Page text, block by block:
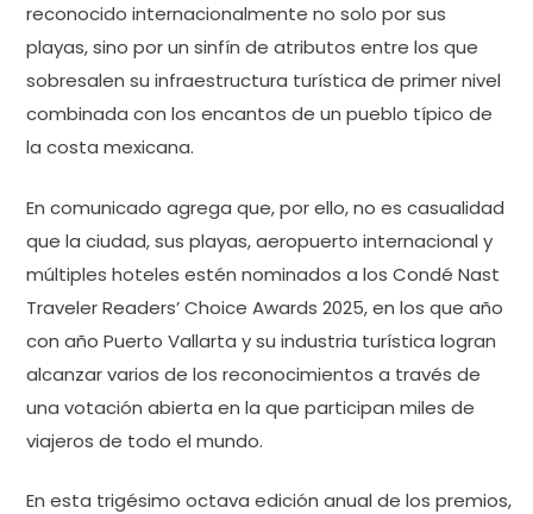
reconocido internacionalmente no solo por sus
playas, sino por un sinfín de atributos entre los que
sobresalen su infraestructura turística de primer nivel
combinada con los encantos de un pueblo típico de
la costa mexicana.
En comunicado agrega que, por ello, no es casualidad
que la ciudad, sus playas, aeropuerto internacional y
múltiples hoteles estén nominados a los Condé Nast
Traveler Readers’ Choice Awards 2025, en los que año
con año Puerto Vallarta y su industria turística logran
alcanzar varios de los reconocimientos a través de
una votación abierta en la que participan miles de
viajeros de todo el mundo.
En esta trigésimo octava edición anual de los premios,